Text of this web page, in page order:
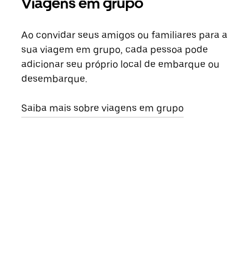
Viagens em grupo
Ao convidar seus amigos ou familiares para a
sua viagem em grupo, cada pessoa pode
adicionar seu próprio local de embarque ou
desembarque.
Saiba mais sobre viagens em grupo